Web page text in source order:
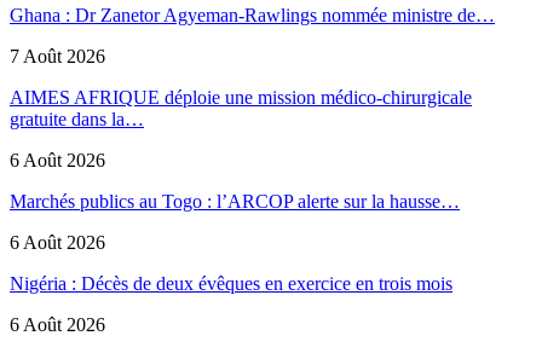
Ghana : Dr Zanetor Agyeman-Rawlings nommée ministre de…
7 Août 2026
AIMES AFRIQUE déploie une mission médico-chirurgicale
gratuite dans la…
6 Août 2026
Marchés publics au Togo : l’ARCOP alerte sur la hausse…
6 Août 2026
Nigéria : Décès de deux évêques en exercice en trois mois
6 Août 2026